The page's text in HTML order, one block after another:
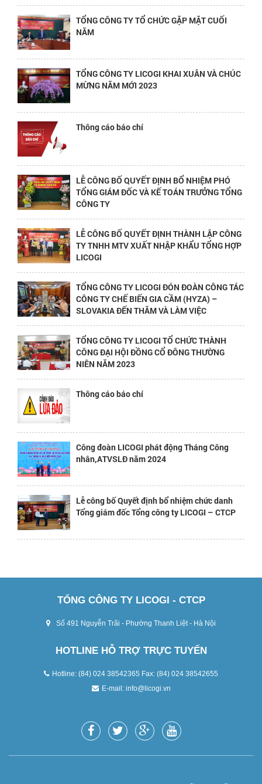
TỔNG CÔNG TY TỔ CHỨC GẶP MẶT CUỐI
NĂM
TỔNG CÔNG TY LICOGI KHAI XUÂN VÀ CHÚC
MỪNG NĂM MỚI 2023
Thông cáo báo chí
LỄ CÔNG BỐ QUYẾT ĐỊNH BỔ NHIỆM PHÓ
TỔNG GIÁM ĐỐC VÀ KẾ TOÁN TRƯỞNG TỔNG
CÔNG TY
LỄ CÔNG BỐ QUYẾT ĐỊNH THÀNH LẬP CÔNG
TY TNHH MTV XUẤT NHẬP KHẨU TỔNG HỢP
LICOGI
TỔNG CÔNG TY LICOGI ĐÓN ĐOÀN CÔNG TÁC
CÔNG TY CHẾ BIẾN GIA CẦM (HYZA) –
SLOVAKIA ĐẾN THĂM VÀ LÀM VIỆC
TỔNG CÔNG TY LICOGI TỔ CHỨC THÀNH
CÔNG ĐẠI HỘI ĐỒNG CỔ ĐÔNG THƯỜNG
NIÊN NĂM 2023
Thông cáo báo chí
Công đoàn LICOGI phát động Tháng Công
nhân,ATVSLĐ năm 2024
Lễ công bố Quyết định bổ nhiệm chức danh
Tổng giám đốc Tổng công ty LICOGI – CTCP
TỔNG CÔNG TY LICOGI - CTCP
Số 491 Nguyễn Trãi - Phường Thanh Liệt - Hà Nội
HOTLINE HỖ TRỢ TRỰC TUYẾN
Hotline: (84) 024 38542365 Fax: (84) 024 38542655
E-mail: info@licogi.vn